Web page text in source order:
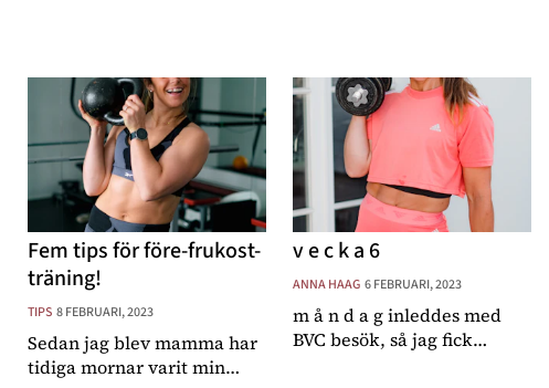
Alex vän Anja som jag följt i
massa år och alltid blivit så
inspirerad av. Ja
fortsätter frodas, samtidigt
som det krävs sitt lilla
pussel att få
Fem tips för före-frukost-
träning!
TIPS 8 FEBRUARI, 2023
Sedan jag blev mamma har
tidiga mornar varit min
v e c k a 6
ANNA HAAG 6 FEBRUARI, 2023
m å n d a g inleddes med
BVC besök, så jag fick